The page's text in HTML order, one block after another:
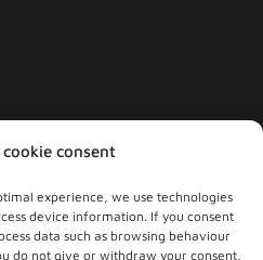
consent
experience, we use technologies
device information. If you consent
data such as browsing behaviour
do not give or withdraw your consent,